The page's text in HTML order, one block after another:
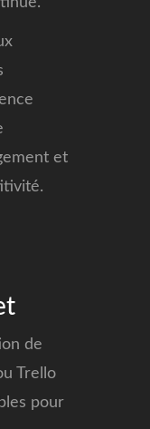
et
de
Trello
pour